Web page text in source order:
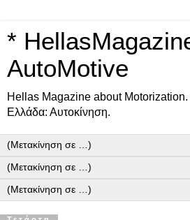
*
AutoMotive
Ηellas Μagazine about Motorization.
Ελλάδα: Αυτοκίνηση.